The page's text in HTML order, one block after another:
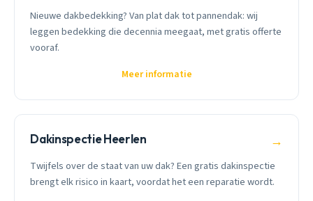
Nieuwe dakbedekking? Van plat dak tot pannendak: wij
leggen bedekking die decennia meegaat, met gratis offerte
vooraf.
Meer informatie
Dakinspectie Heerlen →
Twijfels over de staat van uw dak? Een gratis dakinspectie
brengt elk risico in kaart, voordat het een reparatie wordt.